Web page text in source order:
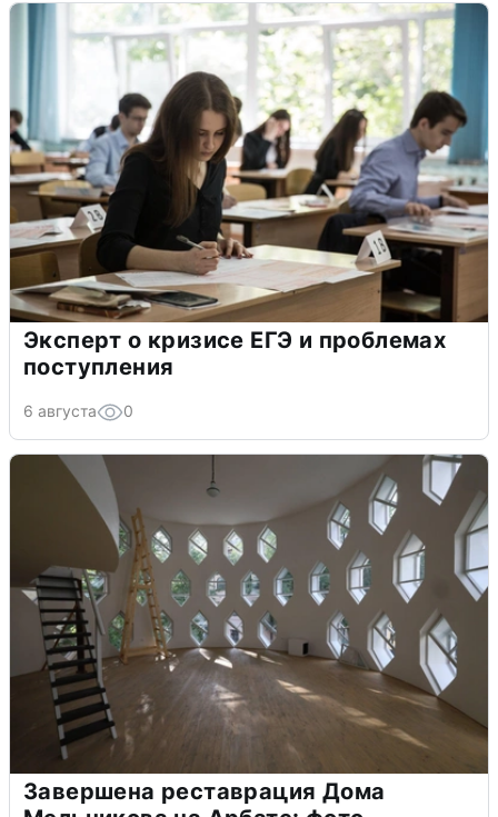
Эксперт о кризисе ЕГЭ и проблемах
поступления
6 августа 0
Завершена реставрация Дома